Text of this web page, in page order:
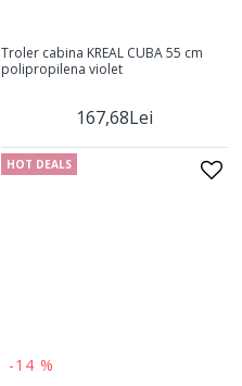
Troler cabina KREAL CUBA 55 cm
polipropilena violet
167,68Lei
HOT DEALS
-14 %